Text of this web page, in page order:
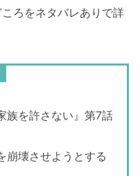
ろをネタバレありで詳
族を許さない』第7話
崩壊させようとする